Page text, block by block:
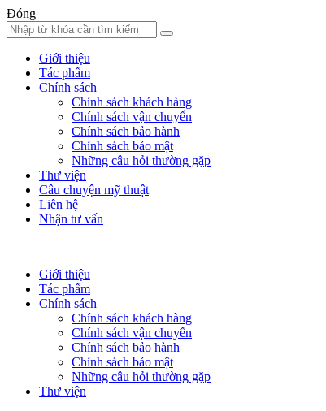
Đóng
Giới thiệu
Tác phẩm
Chính sách
Chính sách khách hàng
Chính sách vận chuyển
Chính sách bảo hành
Chính sách bảo mật
Những câu hỏi thường gặp
Thư viện
Câu chuyện mỹ thuật
Liên hệ
Nhận tư vấn
Giới thiệu
Tác phẩm
Chính sách
Chính sách khách hàng
Chính sách vận chuyển
Chính sách bảo hành
Chính sách bảo mật
Những câu hỏi thường gặp
Thư viện